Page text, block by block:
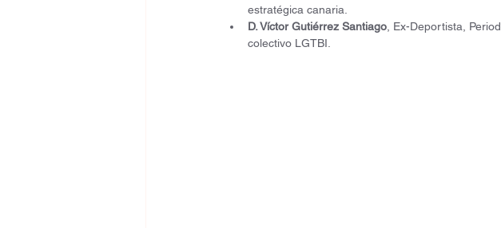
estratégica canaria.
D. Víctor Gutiérrez Santiago , Ex-Deportista,
colectivo LGTBI.